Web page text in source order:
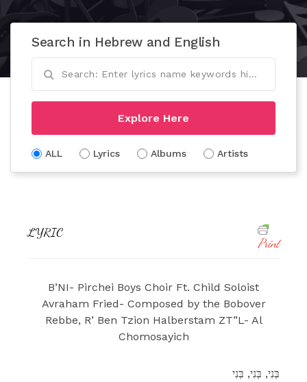
Search in Hebrew and English
Explore Here
ALL Lyrics Albums Artists
LYRIC
Print
B’NI- Pirchei Boys Choir Ft. Child Soloist
Avraham Fried- Composed by the Bobover
Rebbe, R’ Ben Tzion Halberstam ZT”L- Al
Chomosayich
בְּנִי, בְּנִי, בְּנִי